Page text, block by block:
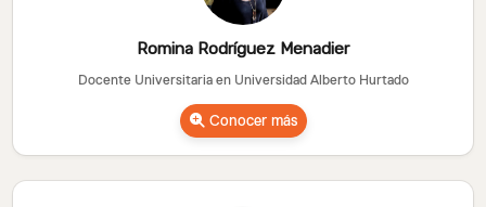
Romina Rodríguez Menadier
Docente Universitaria en Universidad Alberto Hurtado
Conocer más